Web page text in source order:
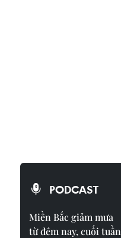
PODCAST
Miền Bắc giảm mưa
từ đêm nay, cuối tuần